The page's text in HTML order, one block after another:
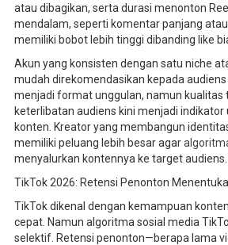
atau dibagikan, serta durasi menonton
mendalam, seperti komentar panjang
memiliki bobot lebih tinggi dibanding like
Akun yang konsisten dengan satu niche
mudah direkomendasikan kepada
menjadi format unggulan, namun kualitas
keterlibatan audiens kini menjadi
konten. Kreator yang membangun
memiliki peluang lebih besar agar
menyalurkan kontennya ke target audiens.
TikTok 2026: Retensi Penonton
TikTok dikenal dengan kemampuan
cepat. Namun algoritma sosial media
selektif. Retensi penonton—berapa lama